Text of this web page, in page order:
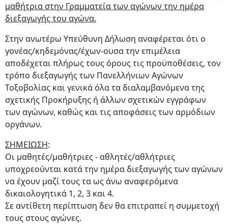
μαθήτρια στην Γραμματεία των αγώνων την ημέρα
διεξαγωγής του αγώνα.
Στην ανωτέρω Υπεύθυνη Δήλωση αναφέρεται ότι ο
γονέας/κηδεμόνας/έχων-ουσα την επιμέλεια
αποδέχεται πλήρως τους όρους τις προϋποθέσεις, τον
τρόπο διεξαγωγής των Πανελλήνιων Αγώνων
Τοξοβολίας και γενικά όλα τα διαλαμβανόμενα της
σχετικής Προκήρυξης ή άλλων σχετικών εγγράφων
των αγώνων, καθώς και τις αποφάσεις των αρμόδιων
οργάνων.
ΣΗΜΕΙΩΣΗ:
Οι μαθητές/μαθήτριες - αθλητές/αθλήτριες
υποχρεούνται κατά την ημέρα διεξαγωγής των αγώνων
να έχουν μαζί τους τα ως άνω αναφερόμενα
δικαιολογητικά 1, 2, 3 και 4.
Σε αντίθετη περίπτωση δεν θα επιτραπεί η συμμετοχή
τους στους αγώνες.